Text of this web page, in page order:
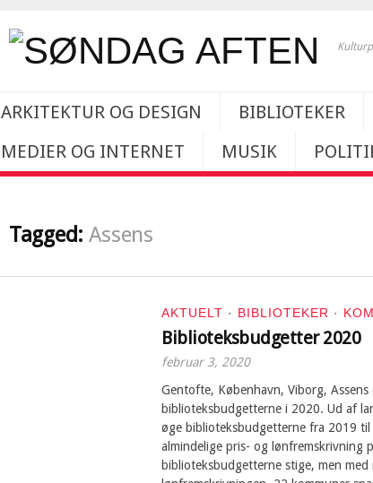
ARKITEKTUR OG DESIGN BIBLIOTEKER
MEDIER OG INTERNET
MUSIK
Tagged: Assens
AKTUELT · BIBLIOTEKER ·
Biblioteksbudgetter 2020
februar 3, 2020
Gentofte, København, Viborg,
biblioteksbudgetterne i 2020. Ud af
øge biblioteksbudgetterne fra 2019 til
almindelige pris- og lønfremskrivning
biblioteksbudgetterne stige, men